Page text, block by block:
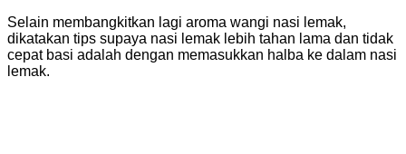
Selain membangkitkan lagi aroma wangi nasi lemak,
dikatakan tips supaya nasi lemak lebih tahan lama dan tidak
cepat basi adalah dengan memasukkan halba ke dalam nasi
lemak.